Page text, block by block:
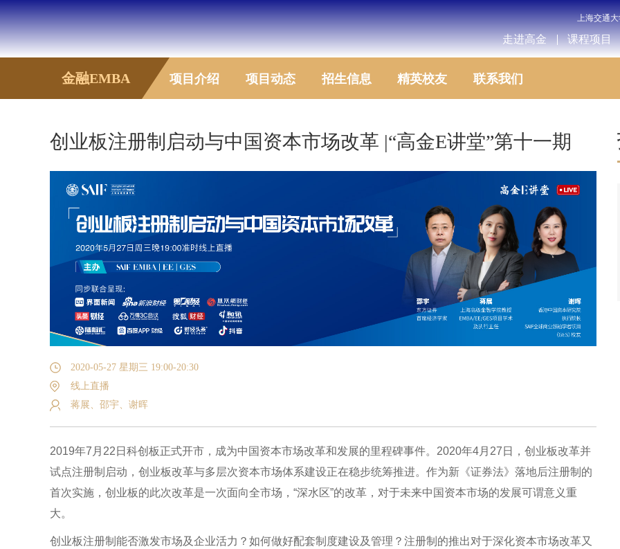
上海交通
走进高金 课程项目
金融EMBA 项目介绍 项目动态 招生信息 精英校友 联系我们
创业板注册制启动与中国资本市场改革 |“高金E讲堂”第十一期
2020-05-27 星期三 19:00-20:30
线上直播
蒋展、邵宇、谢晖
2019年7月22日科创板正式开市，成为中国资本市场改革和发展的里程碑事件。2020年4月27日，创业板改革并
试点注册制启动，创业板改革与多层次资本市场体系建设正在稳步统筹推进。作为新《证券法》落地后注册制的
首次实施，创业板的此次改革是一次面向全市场，“深水区”的改革，对于未来中国资本市场的发展可谓意义重
大。
创业板注册制能否激发市场及企业活力？如何做好配套制度建设及管理？注册制的推出对于深化资本市场改革又